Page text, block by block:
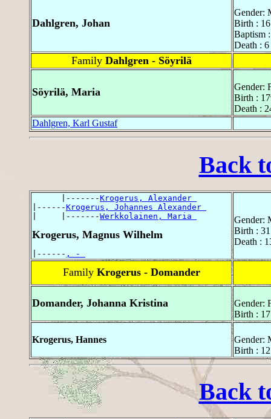
Dahlgren, Johan
Gender:
Birth :
Baptism
Death :
Family Dahlgren - Söyrilä
Söyrilä, Maria
Gender:
Birth :
Death :
Dahlgren, Karl Gustaf
Back
      |-------
Krogerus, Alexander
|------Krogerus, Johannes Alexander
|     |-------Werkkolainen, Maria
Krogerus, Magnus Wilhelm
|------ , -
Gender:
Birth :
Death :
Family Krogerus - Domander
Domander, Johanna Kristina
Gender:
Birth :
Krogerus, Hannes
Gender:
Birth :
Back